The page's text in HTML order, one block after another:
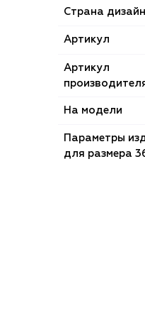
Страна
Артикул
Артикул
На модели
Параметры
для размера